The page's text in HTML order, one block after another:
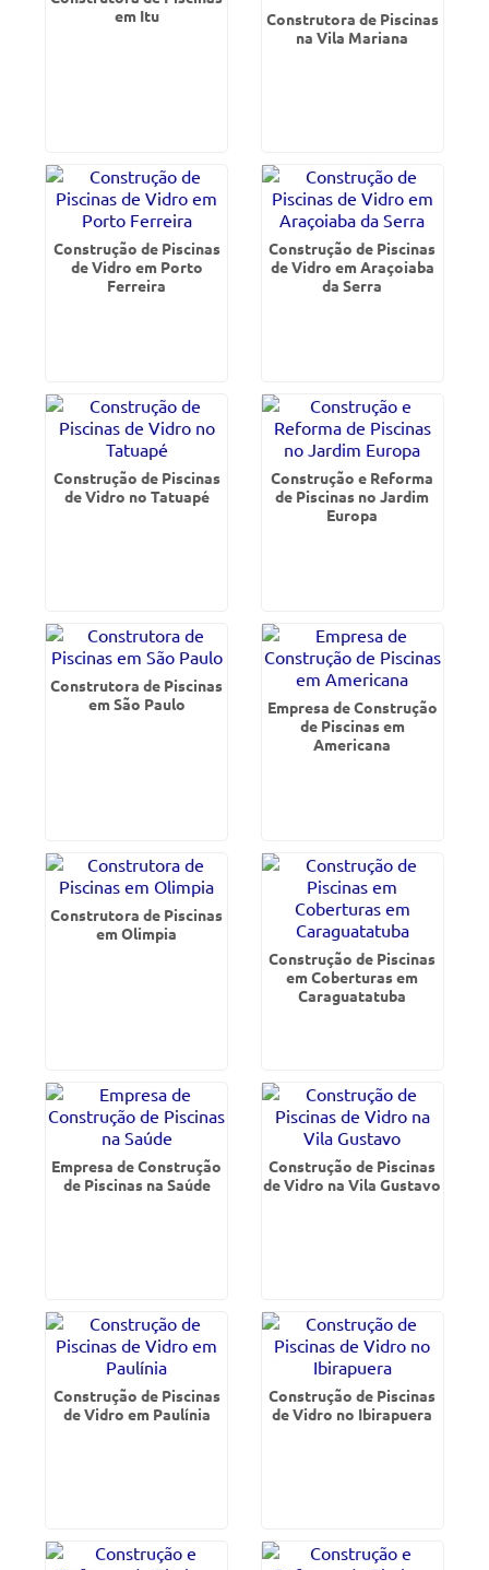
em Itu
Construtora de Piscinas
na Vila Mariana
Construção de Piscinas
de Vidro em Porto
Ferreira
Construção de Piscinas
de Vidro em Araçoiaba
da Serra
Construção de Piscinas
de Vidro no Tatuapé
Construção e Reforma
de Piscinas no Jardim
Europa
Construtora de Piscinas
em São Paulo
Empresa de Construção
de Piscinas em
Americana
Construtora de Piscinas
em Olimpia
Construção de Piscinas
em Coberturas em
Caraguatatuba
Empresa de Construção
de Piscinas na Saúde
Construção de Piscinas
de Vidro na Vila Gustavo
Construção de Piscinas
de Vidro em Paulínia
Construção de Piscinas
de Vidro no Ibirapuera